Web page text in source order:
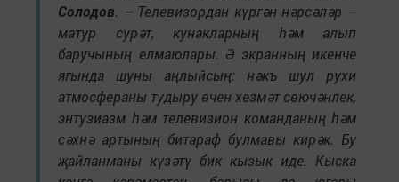
Солодов. – Телевизордан күргән нәрсәләр –
матур сурәт, кунакларның һәм алып
баручының елмаюлары. Ә экранның икенче
ягында шуны аңлыйсың: нәкъ шул рухи
атмосфераны тудыру өчен хезмәт сөючәнлек,
энтузиазм һәм телевизион команданың һәм
сәхнә артының битараф булмавы кирәк. Бу
җайланманы күзәтү бик кызык иде. Кыска